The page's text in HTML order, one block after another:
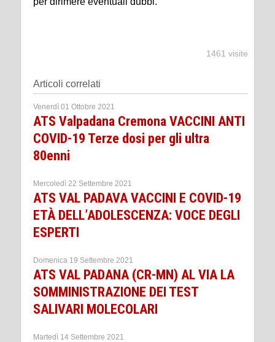
1461 visite
Articoli correlati
Venerdì 01 Ottobre 2021
ATS Valpadana Cremona VACCINI ANTI
COVID-19 Terze dosi per gli ultra
80enni
Mercoledì 22 Settembre 2021
ATS VAL PADAVA VACCINI E COVID-19
ETÀ DELL’ADOLESCENZA: VOCE DEGLI
ESPERTI
Domenica 19 Settembre 2021
ATS VAL PADANA (CR-MN) AL VIA LA
SOMMINISTRAZIONE DEI TEST
SALIVARI MOLECOLARI
Martedì 14 Settembre 2021